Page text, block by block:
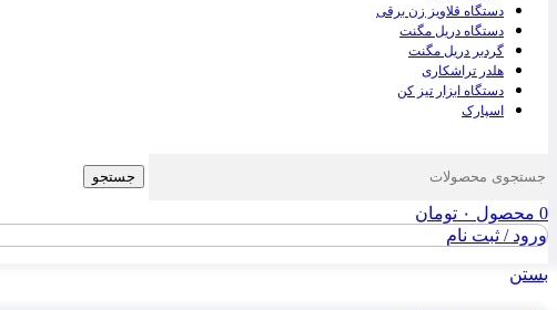
دستگاه قلاویز زن برقی
دستگاه دریل مگنت
گردبر دریل مگنت
هلدر تراشکاری
دستگاه ابزار تیز کن
اسپارک
جستجو
0 محصول ۰ تومان
ورود / ثبت نام
بستن